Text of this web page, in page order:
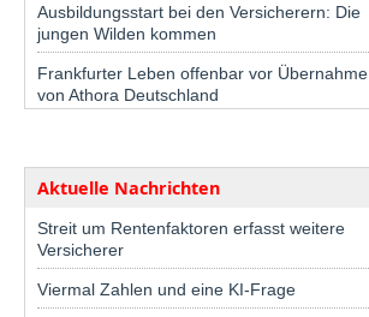
Ausbildungsstart bei den Versicherern: Die
jungen Wilden kommen
Frankfurter Leben offenbar vor Übernahme
von Athora Deutschland
Aktuelle Nachrichten
Streit um Rentenfaktoren erfasst weitere
Versicherer
Viermal Zahlen und eine KI-Frage